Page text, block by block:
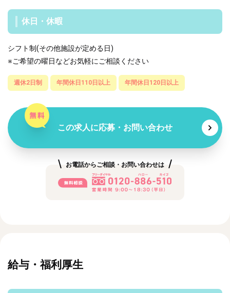
休日・休暇
シフト制(その他施設が定める日)
※ご希望の曜日などお気軽にご相談ください
週休2日制 年間休日110日以上 年間休日120日以上
この求人に応募・お問い合わせ
お電話からご相談・お問い合わせは
給与・福利厚生